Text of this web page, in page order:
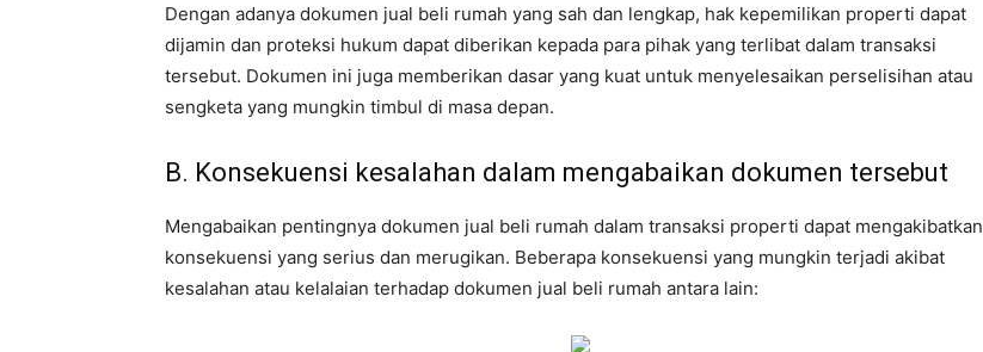
Dengan adanya dokumen jual beli rumah yang sah dan lengkap, hak kepemilikan properti dapat
dijamin dan proteksi hukum dapat diberikan kepada para pihak yang terlibat dalam transaksi
tersebut. Dokumen ini juga memberikan dasar yang kuat untuk menyelesaikan perselisihan atau
sengketa yang mungkin timbul di masa depan.
B. Konsekuensi kesalahan dalam mengabaikan dokumen tersebut
Mengabaikan pentingnya dokumen jual beli rumah dalam transaksi properti dapat mengakibatkan
konsekuensi yang serius dan merugikan. Beberapa konsekuensi yang mungkin terjadi akibat
kesalahan atau kelalaian terhadap dokumen jual beli rumah antara lain: